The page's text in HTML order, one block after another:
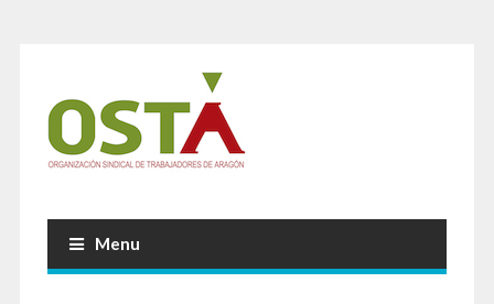
Menu